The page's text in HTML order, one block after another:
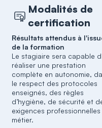
Modalités de
certification
Résultats attendus à
de la formation
Le stagiaire sera capable
réaliser une prestation
complète en autonomie,
le respect des protocoles
enseignés, des règles
d’hygiène, de sécurité et
exigences
métier.